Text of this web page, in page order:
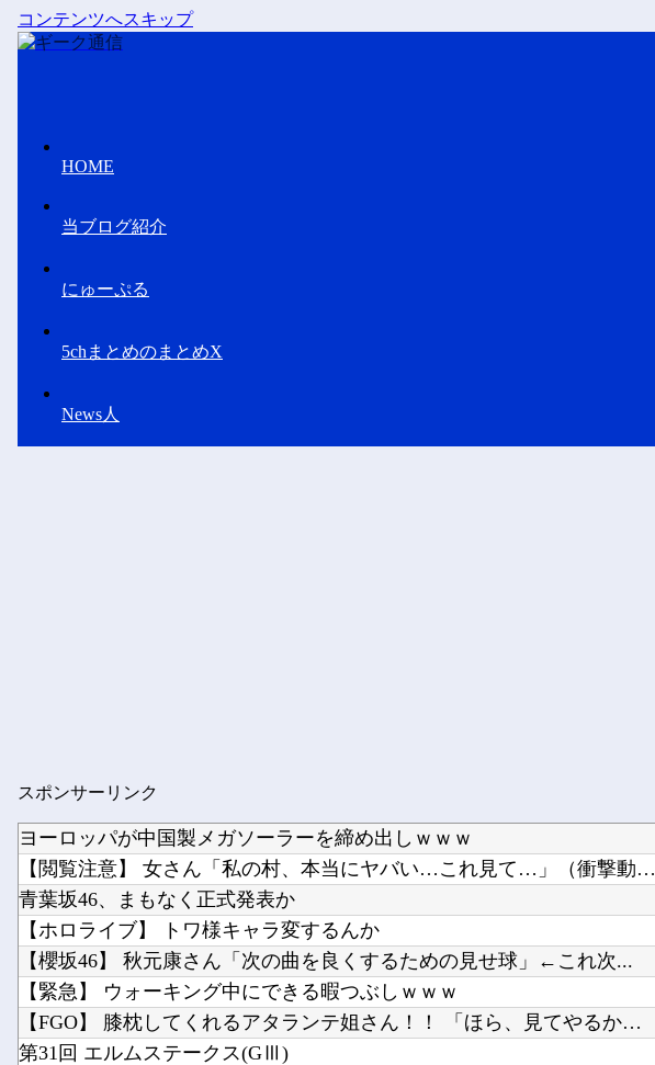
コンテンツへスキップ
HOME
当ブログ紹介
にゅーぷる
5chまとめのまとめX
News人
スポンサーリンク
ヨーロッパが中国製メガソーラーを締め出しｗｗｗ
【閲覧注意】 女さん「私の村、本当にヤバい…これ見て…」（衝撃動画）
青葉坂46、まもなく正式発表か
【ホロライブ】 トワ様キャラ変するんか
【櫻坂46】 秋元康さん「次の曲を良くするための見せ球」←これ次...
【緊急】 ウォーキング中にできる暇つぶしｗｗｗ
【FGO】 膝枕してくれるアタランテ姐さん！！ 「ほら、見てやるからこっちに来い」
第31回 エルムステークス(GⅢ)